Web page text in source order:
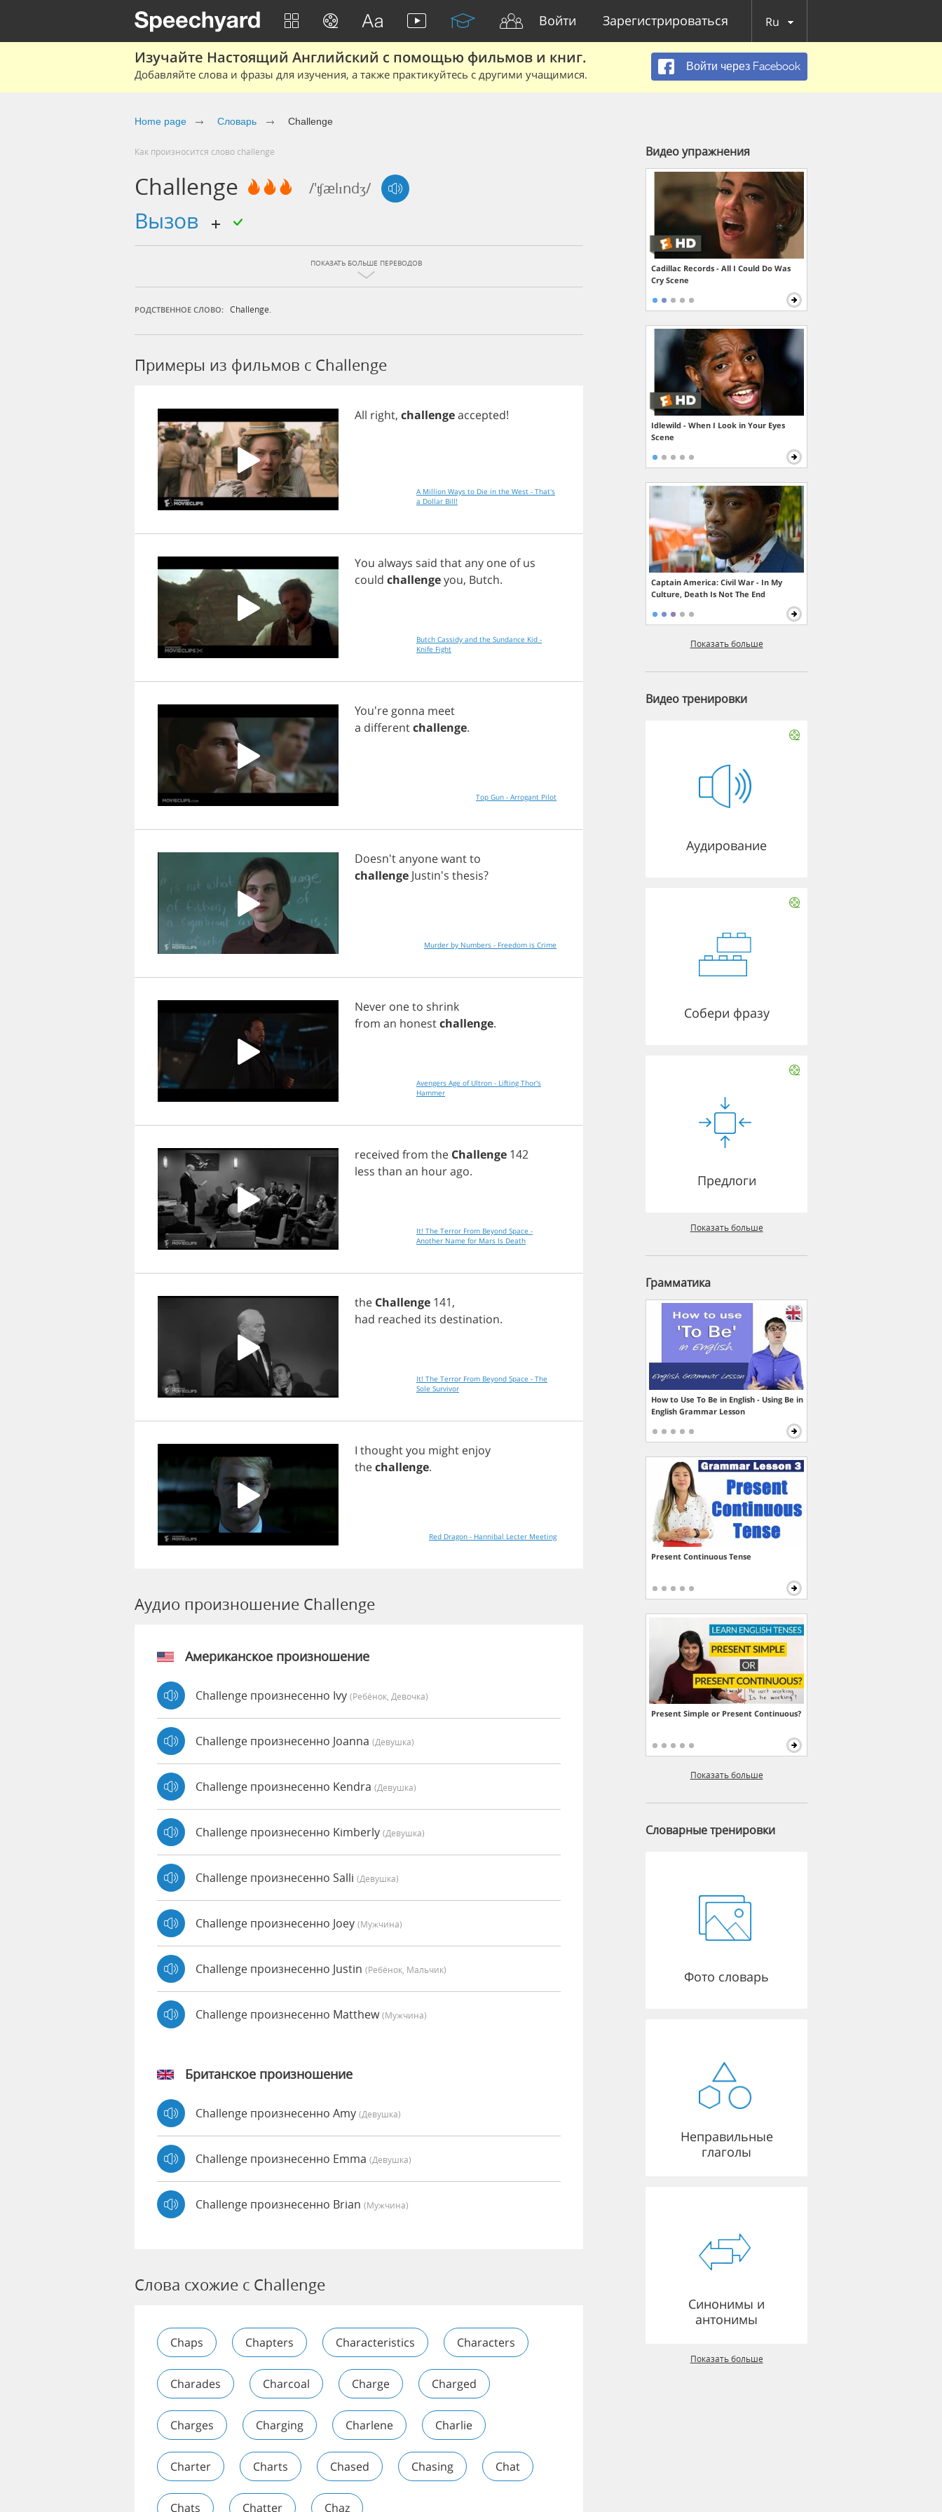
Войти Зарегистрироваться Ru
Изучайте Настоящий Английский с помощью фильмов и книг.
Добавляйте слова и фразы для изучения, а также практикуйтесь с другими учащимися.
Войти через Facebook
Home page Словарь Challenge
Как произносится слово challenge
Challenge /'ʧælɪndʒ/
вызов
ПОКАЗАТЬ БОЛЬШЕ ПЕРЕВОДОВ
РОДСТВЕННОЕ СЛОВО: Challenge.
Примеры из фильмов c Challenge
All right, challengeaccepted!
A Million Ways to Die in the West - That's
a Dollar Bill!
You always said thatany one of us
could challengeyou, Butch.
Butch Cassidy and the Sundance Kid -
Knife Fight
You're gonna meet
a differentchallenge.
Top Gun - Arrogant Pilot
Doesn'tanyonewantto
challenge Justin's thesis?
Murder by Numbers - Freedom is Crime
Never oneto shrink
from an honestchallenge.
Avengers Age of Ultron - Lifting Thor's
Hammer
received from the Challenge 142
less than an hourago.
It! The Terror From Beyond Space -
Another Name for Mars Is Death
the Challenge 141,
had reached its destination.
It! The Terror From Beyond Space - The
Sole Survivor
I thoughtyou might enjoy
thechallenge.
Red Dragon - Hannibal Lecter Meeting
Аудио произношение Challenge
Американское произношение
Challenge произнесенно Ivy (Ребёнок, Девочка)
Challenge произнесенно Joanna (девушка)
Challenge произнесенно Kendra (девушка)
Challenge произнесенно Kimberly (девушка)
Challenge произнесенно Salli (девушка)
Challenge произнесенно Joey (мужчина)
Challenge произнесенно Justin (Ребёнок, Мальчик)
Challenge произнесенно Matthew(мужчина)
Британское произношение
Challenge произнесенно Amy (девушка)
Challenge произнесенно Emma (девушка)
Challenge произнесенно Brian (мужчина)
Слова схожие с Challenge
Chaps Chapters Characteristics Characters
Charades Charcoal Charge Charged
Charges Charging Charlene Charlie
Charter Charts Chased Chasing Chat
Chats Chatter Chaz
Видео упражнения
Cadillac Records - All I Could Do Was
Cry Scene
Idlewild - When I Look in Your Eyes
Scene
Captain America: Civil War - In My
Culture, Death Is Not The End
Показать больше
Видео тренировки
Аудирование
Собери фразу
Предлоги
Показать больше
Грамматика
How to Use To Be in English - Using Be in
English Grammar Lesson
Present Continuous Tense
Present Simple or Present Continuous?
Показать больше
Словарные тренировки
Фото словарь
Неправильные
глаголы
Синонимы и
антонимы
Показать больше